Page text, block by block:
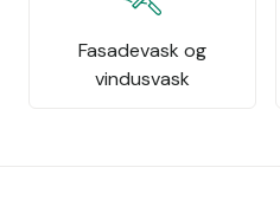
Fasadevask og
vindusvask